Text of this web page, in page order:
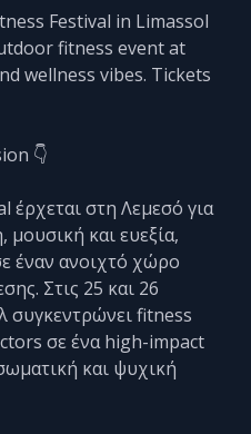
Festival in Limassol
fitness event at
wellness vibes. Tickets
👇
έρχεται στη Λεμεσό για
μουσική και ευεξία,
έναν ανοιχτό χώρο
Στις 25 και 26
συγκεντρώνει fitness
σε ένα high-impact
και ψυχική